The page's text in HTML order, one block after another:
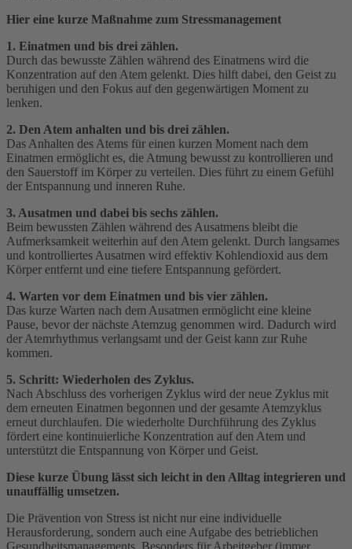
Hier eine kurze Maßnahme zum Stressmanagement
1. Einatmen und bis drei zählen.
Durch das bewusste Zählen während des Einatmens wird die
Konzentration auf den Atem gelenkt. Dies hilft dabei, den Geist zu
beruhigen und den Fokus auf den gegenwärtigen Moment zu
lenken.
2. Den Atem anhalten und bis drei zählen.
Das Anhalten des Atems für einen kurzen Moment nach dem
Einatmen ermöglicht es, die Atmung bewusst zu kontrollieren und
den Sauerstoff im Körper zu verteilen. Dies führt zu einem Gefühl
der Entspannung und inneren Ruhe.
3. Ausatmen und dabei bis sechs zählen.
Beim bewussten Zählen während des Ausatmens bleibt die
Aufmerksamkeit weiterhin auf den Atem gelenkt. Durch langsames
und kontrolliertes Ausatmen wird effektiv Kohlendioxid aus dem
Körper entfernt und eine tiefere Entspannung gefördert.
4. Warten vor dem Einatmen und bis vier zählen.
Das kurze Warten nach dem Ausatmen ermöglicht eine kleine
Pause, bevor der nächste Atemzug genommen wird. Dadurch wird
der Atemrhythmus verlangsamt und der Geist kann zur Ruhe
kommen.
5. Schritt: Wiederholen des Zyklus.
Nach Abschluss des vorherigen Zyklus wird der neue Zyklus mit
dem erneuten Einatmen begonnen und der gesamte Atemzyklus
erneut durchlaufen. Die wiederholte Durchführung des Zyklus
fördert eine kontinuierliche Konzentration auf den Atem und
unterstützt die Entspannung von Körper und Geist.
Diese kurze Übung lässt sich leicht in den Alltag integrieren und
unauffällig umsetzen.
Die Prävention von Stress ist nicht nur eine individuelle
Herausforderung, sondern auch eine Aufgabe des betrieblichen
Gesundheitsmanagements. Besonders für Arbeitgeber (immer